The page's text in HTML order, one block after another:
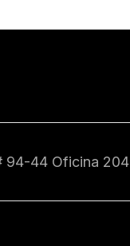
94-44 Oficina 204